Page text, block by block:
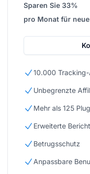
Sparen Sie 33%
pro Monat für
10.000
Unbegrenzte
Mehr als 125
Erweiterte
Betrugsschutz
Anpassbare